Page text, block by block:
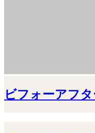
ビフォーアフ